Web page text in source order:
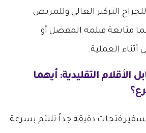
التركيز العالي وللمريض
متابعة فيلمه المفضل أو
العملية.
الأقلام التقليدية: أيهما
فتحات دقيقة جداً تلتئم بسرعة